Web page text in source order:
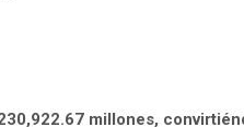
millones,